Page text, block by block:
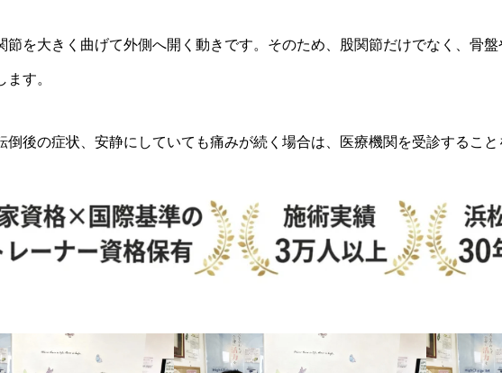
節を大きく曲げて外側へ開く動きです。そのため、股関節だけでなく、骨
ます。
倒後の症状、安静にしていても痛みが続く場合は、医療機関を受診するこ